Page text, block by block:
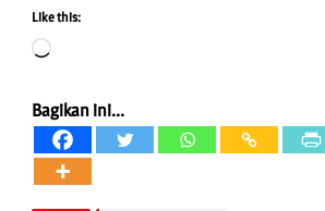
Like this:
Loading…
Bagikan ini...